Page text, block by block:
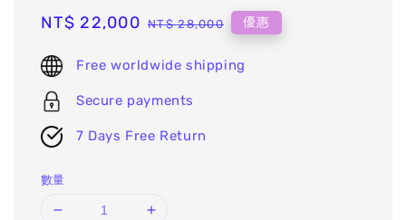
Sale
NT$ 22,000 Regular
NT$ 28,000 優惠
Free worldwide shipping
Secure payments
7 Days Free Return
數量